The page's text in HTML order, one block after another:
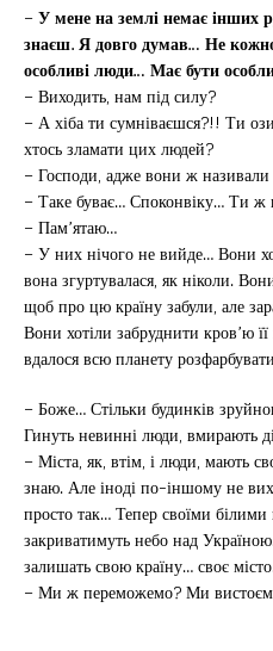
–У мене на землі немає інших
знаєш. Я довго думав… Не
особливі люди… Має бути
– Виходить, нам під силу?
– А хіба ти сумніваєшся?!! Ти
хтось зламати цих людей?
– Господи, адже вони ж
– Таке буває… Споконвіку… Ти ж
– Пам’ятаю…
– У них нічого не вийде… Вони
вона згуртувалася, як ніколи.
щоб про цю країну забули, але
Вони хотіли забруднити кров’ю
вдалося всю планету
– Боже… Стільки будинків
Гинуть невинні люди, вмирають
– Міста, як, втім, і люди, мають
знаю. Але іноді по-іншому не
просто так… Тепер своїми
закриватимуть небо над
залишать свою країну… своє
– Ми ж переможемо? Ми